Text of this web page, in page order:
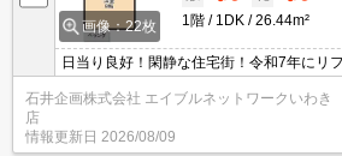
画像：22枚
1階
1DK 26.44m²
日当り良好！閑静な住宅街！令和7年にリ
有！
石井企画株式会社 エイブルネットワークいわき
店
情報更新日 2026/08/09